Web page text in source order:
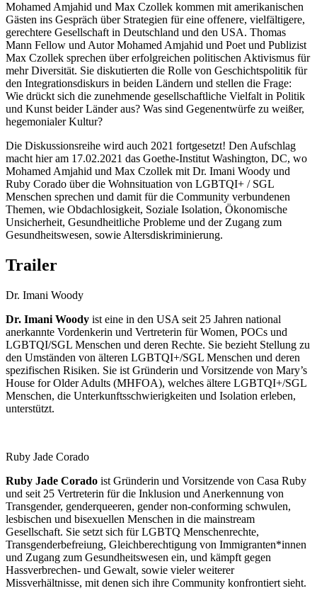
Mohamed Amjahid und Max Czollek kommen mit amerikanischen
Gästen ins Gespräch über Strategien für eine offenere, vielfältigere,
gerechtere Gesellschaft in Deutschland und den USA. Thomas
Mann Fellow und Autor Mohamed Amjahid und Poet und Publizist
Max Czollek sprechen über erfolgreichen politischen Aktivismus für
mehr Diversität. Sie diskutierten die Rolle von Geschichtspolitik für
den Integrationsdiskurs in beiden Ländern und stellen die Frage:
Wie drückt sich die zunehmende gesellschaftliche Vielfalt in Politik
und Kunst beider Länder aus? Was sind Gegenentwürfe zu weißer,
hegemonialer Kultur?
Die Diskussionsreihe wird auch 2021 fortgesetzt! Den Aufschlag
macht hier am 17.02.2021 das Goethe-Institut Washington, DC, wo
Mohamed Amjahid und Max Czollek mit Dr. Imani Woody und
Ruby Corado über die Wohnsituation von LGBTQI+ / SGL
Menschen sprechen und damit für die Community verbundenen
Themen, wie Obdachlosigkeit, Soziale Isolation, Ökonomische
Unsicherheit, Gesundheitliche Probleme und der Zugang zum
Gesundheitswesen, sowie Altersdiskriminierung.
Trailer
Dr. Imani Woody
Dr. Imani Woody ist eine in den USA seit 25 Jahren national
anerkannte Vordenkerin und Vertreterin für Women, POCs und
LGBTQI/SGL Menschen und deren Rechte. Sie bezieht Stellung zu
den Umständen von älteren LGBTQI+/SGL Menschen und deren
spezifischen Risiken. Sie ist Gründerin und Vorsitzende von Mary’s
House for Older Adults (MHFOA), welches ältere LGBTQI+/SGL
Menschen, die Unterkunftsschwierigkeiten und Isolation erleben,
unterstützt.
Ruby Jade Corado
Ruby Jade Corado ist Gründerin und Vorsitzende von Casa Ruby
und seit 25 Vertreterin für die Inklusion und Anerkennung von
Transgender, genderqueeren, gender non-conforming schwulen,
lesbischen und bisexuellen Menschen in die mainstream
Gesellschaft. Sie setzt sich für LGBTQ Menschenrechte,
Transgenderbefreiung, Gleichberechtigung von Immigranten*innen
und Zugang zum Gesundheitswesen ein, und kämpft gegen
Hassverbrechen- und Gewalt, sowie vieler weiterer
Missverhältnisse, mit denen sich ihre Community konfrontiert sieht.